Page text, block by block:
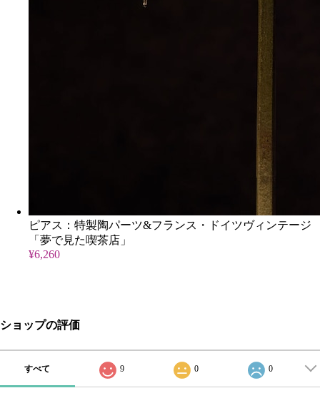
ピアス：特製陶パーツ&フランス・ドイツヴィンテージ
「夢で見た喫茶店」
¥6,260
ショップの評価
すべて 9 0 0